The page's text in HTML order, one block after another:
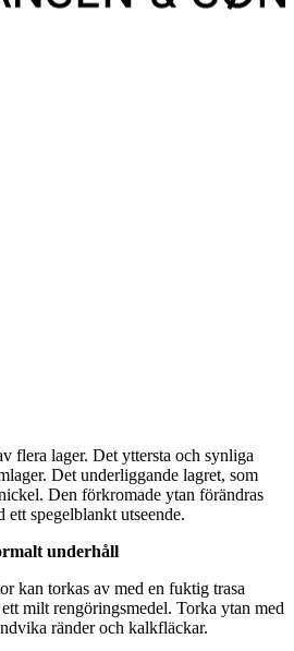
som pdf-fil
flera lager. Det yttersta och synliga
Det underliggande lagret, som
Den förkromade ytan förändras
spegelblankt utseende.
underhåll
kan torkas av med en fuktig trasa
milt rengöringsmedel. Torka ytan med
ränder och kalkfläckar.